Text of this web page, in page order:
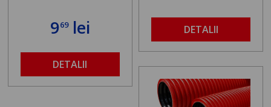
969lei
DETALII
DETALII